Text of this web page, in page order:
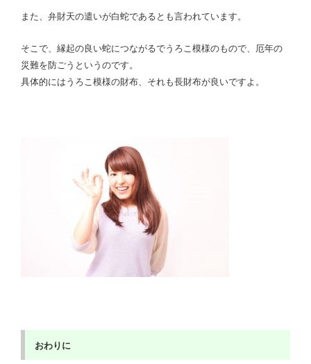
また、弁財天の遣いが白蛇であるとも言われています。
そこで、縁起の良い蛇につながるでうろこ模様のもので、厄年の
災難を防ごうというのです。
具体的にはうろこ模様の財布、それも長財布が良いですよ。
おわりに